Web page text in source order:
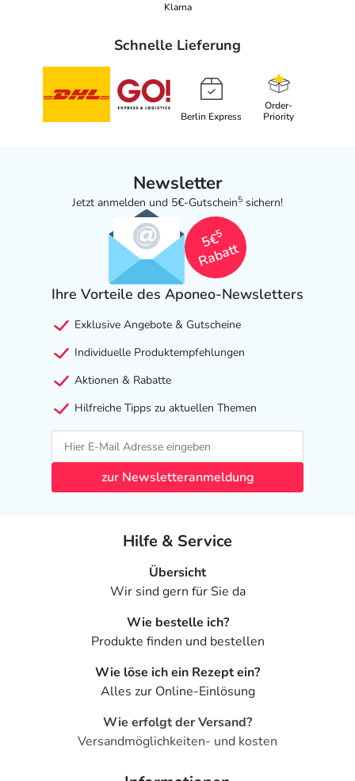
Klarna
Schnelle Lieferung
Berlin Express
Order-
Priority
Newsletter
Jetzt anmelden und 5€-Gutschein5 sichern!
5€
5
Rabatt
Ihre Vorteile des Aponeo-Newsletters
Exklusive Angebote & Gutscheine
Individuelle Produktempfehlungen
Aktionen & Rabatte
Hilfreiche Tipps zu aktuellen Themen
zur Newsletteranmeldung
Hilfe & Service
Übersicht
Wir sind gern für Sie da
Wie bestelle ich?
Produkte finden und bestellen
Wie löse ich ein Rezept ein?
Alles zur Online-Einlösung
Wie erfolgt der Versand?
Versandmöglichkeiten- und kosten